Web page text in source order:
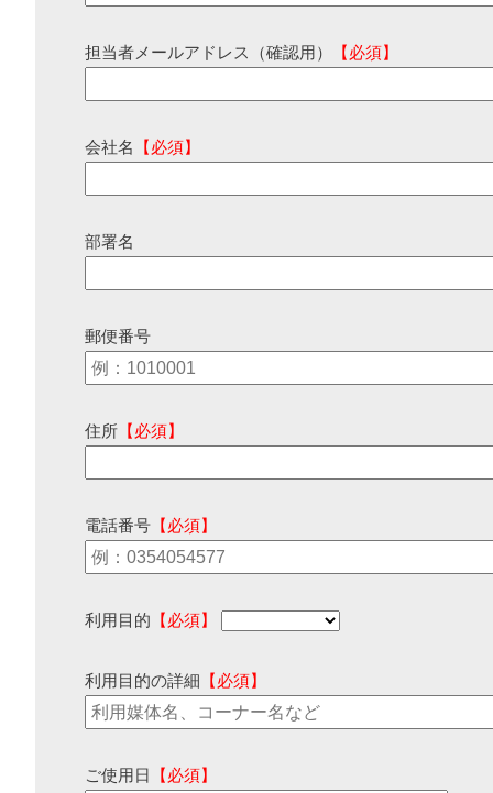
担当者メールアドレス（確認用） 【必須】
会社名 【必須】
部署名
郵便番号
住所 【必須】
電話番号 【必須】
利用目的 【必須】
利用目的の詳細 【必須】
ご使用日 【必須】